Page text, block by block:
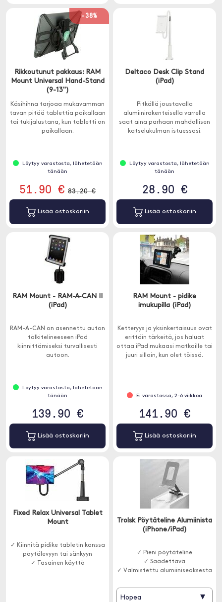
-38%
Rikkoutunut pakkaus: RAM
Mount Universal Hand-Stand
(9-13")
Käsihihna tarjoaa mukavamman
tavan pitää tablettia paikallaan
tai tukijalustana, kun tabletti on
paikallaan.
Löytyy varastosta, lähetetään
tänään
51.90 € 83.20 €
Lisää ostoskoriin
Deltaco Desk Clip Stand
(iPad)
Pitkällä joustavalla
alumiinirakenteisella varrella
saat aina parhaan mahdollisen
katselukulman istuessasi.
Löytyy varastosta, lähetetään
tänään
28.90 €
Lisää ostoskoriin
RAM Mount - RAM-A-CAN II
(iPad)
RAM-A-CAN on asennettu auton
tölkitelineeseen iPad
kiinnittämiseksi turvallisesti
autoon.
Löytyy varastosta, lähetetään
tänään
139.90 €
Lisää ostoskoriin
RAM Mount - pidike
imukupilla (iPad)
Ketteryys ja yksinkertaisuus ovat
erittäin tärkeitä, jos haluat
ottaa iPad mukaasi matkoille tai
juuri silloin, kun olet töissä.
Ei varastossa, 2-6 viikkoa
141.90 €
Lisää ostoskoriin
Fixed Relax Universal Tablet
Mount
✓ Kiinnitä pidike tabletin kanssa
pöytälevyyn tai sänkyyn
✓ Tasainen käyttö
Trolsk Pöytäteline Alumiinista
(iPhone/iPad)
✓ Pieni pöytäteline
✓ Säädettävä
✓ Valmistettu alumiiniseoksesta
Hopea ▾